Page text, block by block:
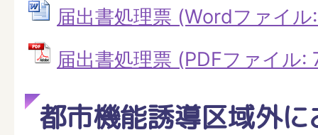
届出書処理票 (Wordファイ
届出書処理票 (PDFファイル:
都市機能誘導区域外